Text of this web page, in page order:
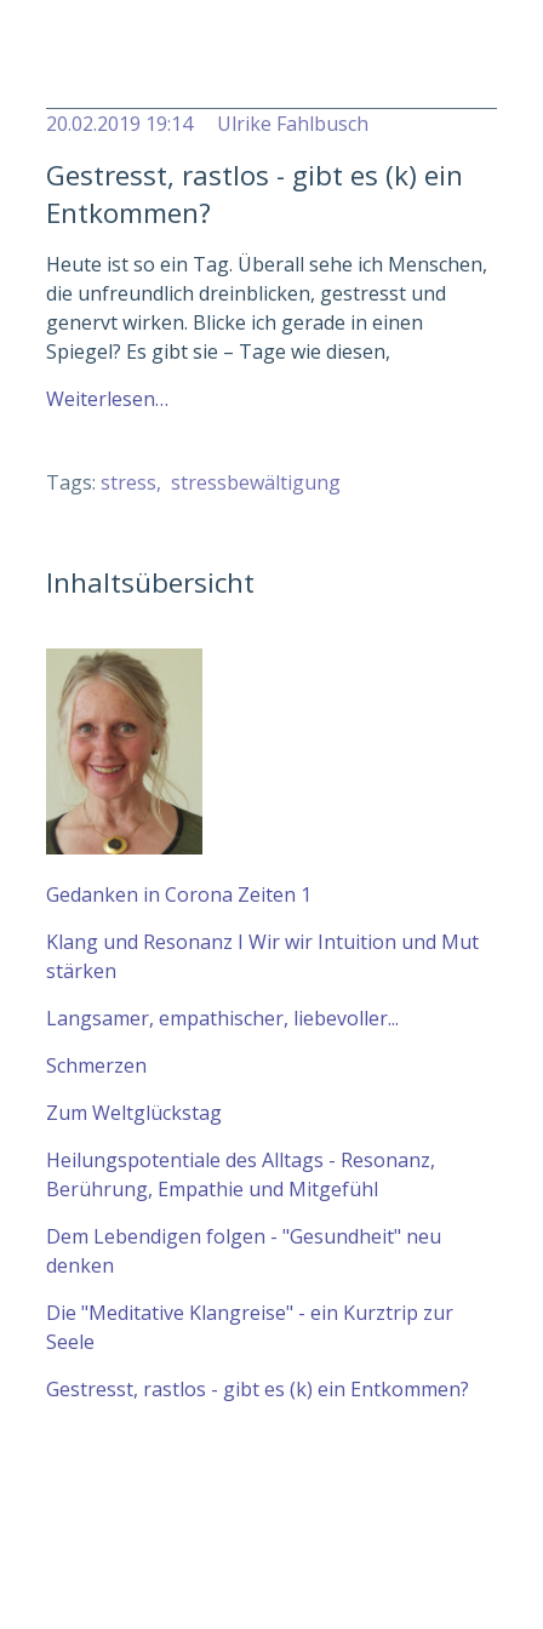
20.02.2019 19:14 Ulrike Fahlbusch
Gestresst, rastlos - gibt es (k) ein
Entkommen?
Heute ist so ein Tag. Überall sehe ich Menschen,
die unfreundlich dreinblicken, gestresst und
genervt wirken. Blicke ich gerade in einen
Spiegel? Es gibt sie – Tage wie diesen,
Weiterlesen…
Tags:stress stressbewältigung
Inhaltsübersicht
Gedanken in Corona Zeiten 1
Klang und Resonanz I Wir wir Intuition und Mut
stärken
Langsamer, empathischer, liebevoller...
Schmerzen
Zum Weltglückstag
Heilungspotentiale des Alltags - Resonanz,
Berührung, Empathie und Mitgefühl
Dem Lebendigen folgen - "Gesundheit" neu
denken
Die "Meditative Klangreise" - ein Kurztrip zur
Seele
Gestresst, rastlos - gibt es (k) ein Entkommen?